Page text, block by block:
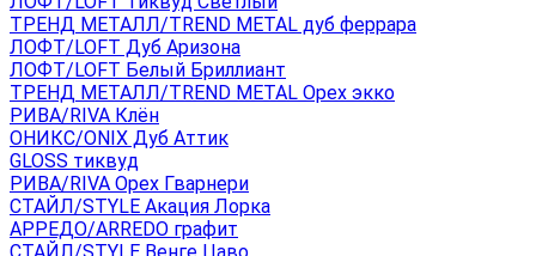
ТРЕНД МЕТАЛЛ/TREND METAL дуб феррара
ЛОФТ/LOFT Дуб Аризона
ЛОФТ/LOFT Белый Бриллиант
ТРЕНД МЕТАЛЛ/TREND METAL Орех экко
РИВА/RIVA Клён
ОНИКС/ONIX Дуб Аттик
GLOSS тиквуд
РИВА/RIVA Орех Гварнери
СТАЙЛ/STYLE Акация Лорка
АРРЕДО/ARREDO графит